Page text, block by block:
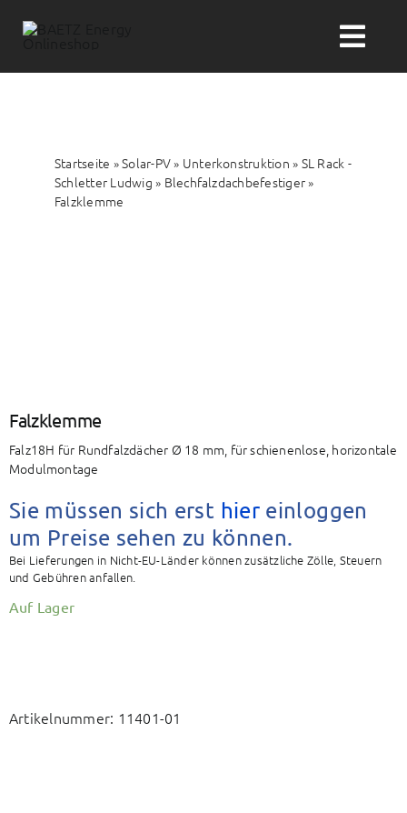
Inhalt
Solar-PV
BAETZ Energy
Mein Konto
Warenkorb
Startseite »Solar-PV» Unterkonstruktion » SL Rack -
Schletter Ludwig » Blechfalzdachbefestiger»
Falzklemme
Falzklemme
Falz18H für Rundfalzdächer Ø 18 mm, für schienenlose, horizontale
Modulmontage
Sie müssen sich erst hier einloggen
um Preise sehen zu können.
Bei Lieferungen in Nicht-EU-Länder können zusätzliche Zölle, Steuern
und Gebühren anfallen.
Auf Lager
Artikelnummer: 11401-01